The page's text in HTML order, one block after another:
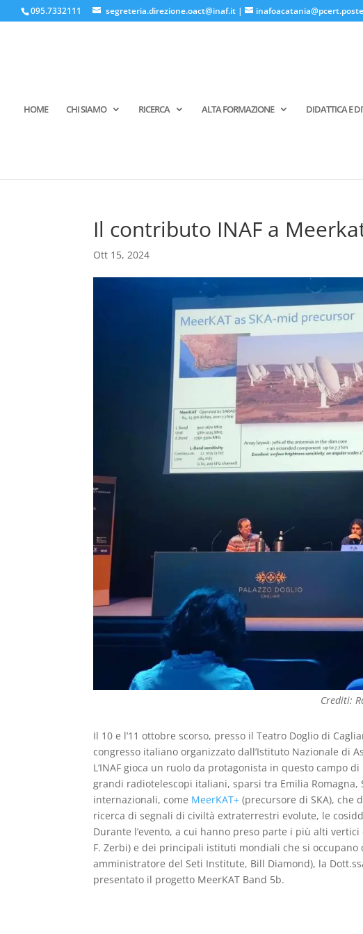
095.7332111 segreteria.direzione.oact@inaf.it |
HOME CHI SIAMO RICERCA ALTA FORMAZIONE DIDATTICA E
Il contributo INAF a
Ott 15, 2024
Crediti:
Il 10 e l’11 ottobre scorso, presso il Teatro Doglio di
congresso italiano organizzato dall’Istituto Nazionale di
L’INAF gioca un ruolo da protagonista in questo campo
grandi radiotelescopi italiani, sparsi tra Emilia Romagna,
internazionali, come MeerKAT+ (precursore di SKA), che
ricerca di segnali di civiltà extraterrestri evolute, le
Durante l’evento, a cui hanno preso parte i più alti
F. Zerbi) e dei principali istituti mondiali che si
amministratore del Seti Institute, Bill Diamond), la
presentato il progetto MeerKAT Band 5b.